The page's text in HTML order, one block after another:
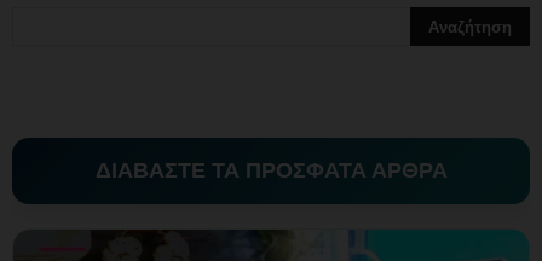
ΔΙΑΒΑΣΤΕ ΤΑ ΠΡΟΣΦΑΤΑ ΑΡΘΡΑ